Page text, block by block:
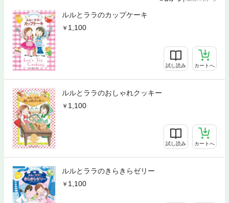
ルルとララのカップケーキ
1,100
試し読み カートへ
ルルとララのおしゃれクッキー
1,100
試し読み カートへ
ルルとララのきらきらゼリー
1,100